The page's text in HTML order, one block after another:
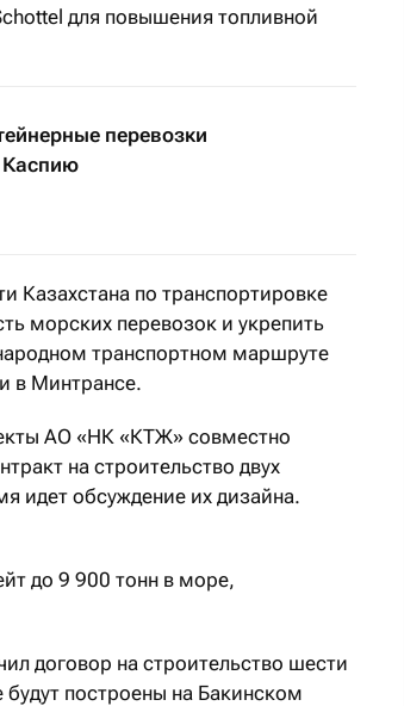
для повышения топливной
перевозки
Каспию
Казахстана по транспортировке
морских перевозок и укрепить
транспортном маршруте
в Минтрансе.
АО «НК «КТЖ» совместно
на строительство двух
идет обсуждение их дизайна.
до 9 900 тонн в море,
договор на строительство шести
построены на Бакинском